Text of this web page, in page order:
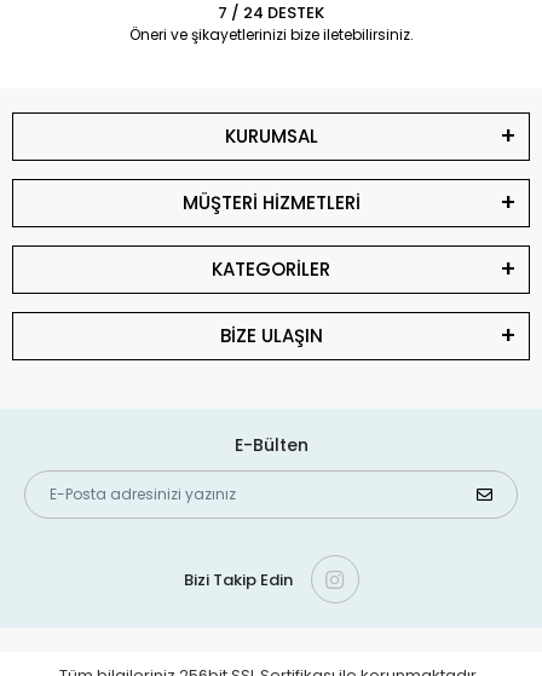
7 / 24 DESTEK
Öneri ve şikayetlerinizi bize iletebilirsiniz.
KURUMSAL
MÜŞTERİ HİZMETLERİ
KATEGORİLER
BİZE ULAŞIN
E-Bülten
Bizi Takip Edin